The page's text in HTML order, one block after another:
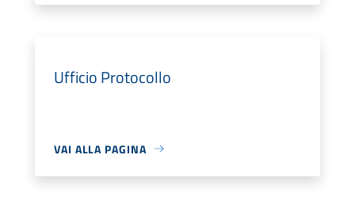
Ufficio Protocollo
VAI ALLA PAGINA